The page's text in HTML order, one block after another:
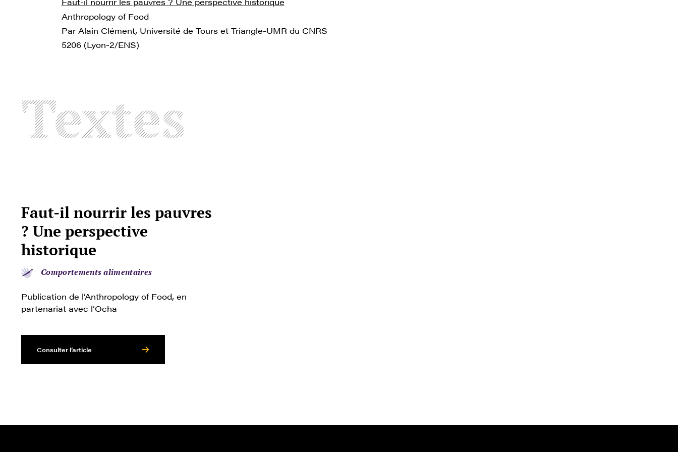
Anthropology of Food
Par Alain Clément, Université de Tours et Triangle-UMR du CNRS
5206 (Lyon-2/ENS)
Textes
Faut-il nourrir les pauvres
? Une perspective
historique
Comportements alimentaires
Publication de l’Anthropology of Food, en
partenariat avec l’Ocha
Consulter l’article